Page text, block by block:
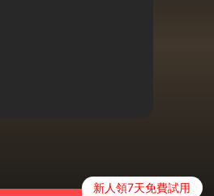
新人領7天免費試用